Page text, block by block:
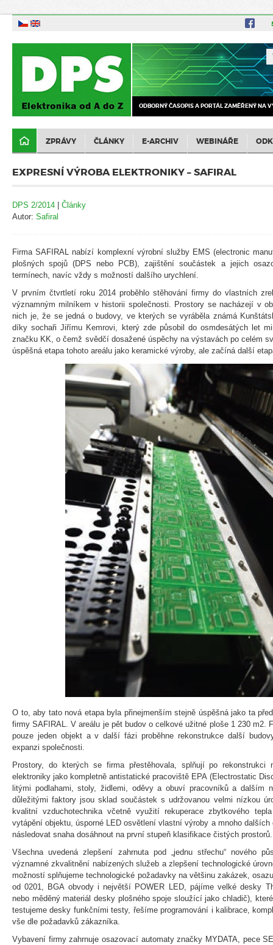
ODBORNÝ ČASOPIS A PORTÁL ZAMĚŘENÝ NA
ZPRÁVY ČLÁNKY E-ARCHIV WEBINÁŘE
EXPRESNÍ VÝROBA ELEKTRONIKY – SAFIRAL
DPS 2/2014 | Články
Autor: Safiral
Firma SAFIRAL nabízí komplexní výrobní služby EMS (electronic
plošných spojů (DPS nebo PCB), zajištění součástek a jejich
termínech, navíc vždy s možností dalšího urychlení.
V prvním čtvrtletí roku 2014 proběhlo stěhování firmy do vlastních
významným milníkem v historii společnosti. Prostory se nacházejí v
nich je, že se jedná o budovy, ve kterých se vyráběla známá
díky sochaři Jiřímu Kemrovi, který zde působil do osmdesátých let
značku KK, o čemž svědčí dosažené úspěchy na výstavách po celém
úspěšná etapa tohoto areálu jako keramické výroby, ale začíná další
O to, aby tato nová etapa byla přinejmenším stejně úspěšná jako ta
firmy SAFIRAL. V areálu je pět budov o celkové užitné ploše 1 230 m2.
pouze jeden objekt a v další fázi proběhne rekonstrukce další
expanzi společnosti.
Prostory, do kterých se firma přestěhovala, splňují po rekonstrukci
elektroniky jako kompletně antistatické pracoviště EPA (Electrostatic
litými podlahami, stoly, židlemi, oděvy a obuví pracovníků a dalším
důležitými faktory jsou sklad součástek s udržovanou velmi nízkou
kvalitní vzduchotechnika včetně využití rekuperace zbytkového
vytápění objektu, úsporné LED osvětlení vlastní výroby a mnoho dalších
následovat snaha dosáhnout na první stupeň klasifikace čistých prostorů.
Všechna uvedená zlepšení zahrnuta pod „jednu střechu“ nového
významné zkvalitnění nabízených služeb a zlepšení technologické
možností splňujeme technologické požadavky na většinu zakázek,
od 0201, BGA obvody i největší POWER LED, pájíme velké desky
nebo měděný materiál desky plošného spoje sloužící jako chladič),
testujeme desky funkčními testy, řešíme programování i kalibrace,
vše dle požadavků zákazníka.
Vybavení firmy zahrnuje osazovací automaty značky MYDATA, pece